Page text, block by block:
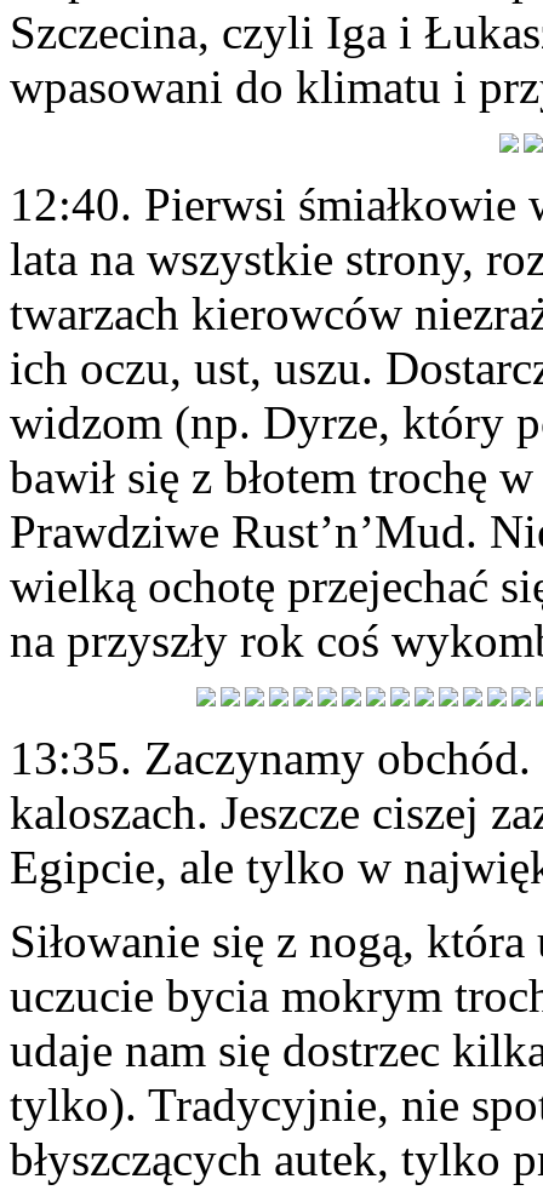
Szczecina, czyli Iga i
wpasowani do klimatu i
12:40. Pierwsi śmiałkowie
lata na wszystkie strony,
twarzach kierowców
ich oczu, ust, uszu.
widzom (np. Dyrze, który
bawił się z błotem trochę
Prawdziwe Rust’n’Mud.
wielką ochotę przejechać
na przyszły rok coś
13:35. Zaczynamy
kaloszach. Jeszcze ciszej
Egipcie, ale tylko w
Siłowanie się z nogą,
uczucie bycia mokrym
udaje nam się dostrzec
tylko). Tradycyjnie, nie
błyszczących autek, tylko